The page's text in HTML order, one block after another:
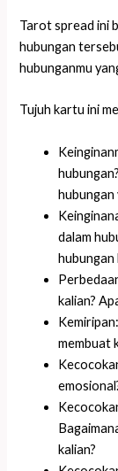
Tarot spread ini
hubungan
hubunganmu
Tujuh kartu ini
hubungan
dalam
hubungan
kalian?
membuat
kalian?